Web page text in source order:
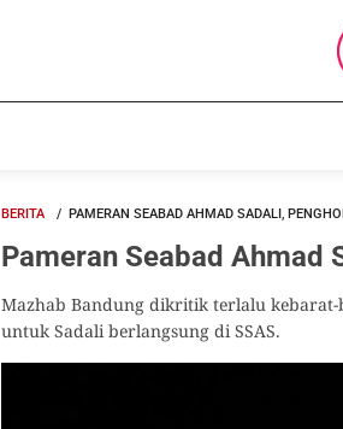
BERITA PAMERAN SEABAD AHMAD SADALI,
Pameran Seabad Ahmad
Mazhab Bandung dikritik terlalu kebarat-
untuk Sadali berlangsung di SSAS.